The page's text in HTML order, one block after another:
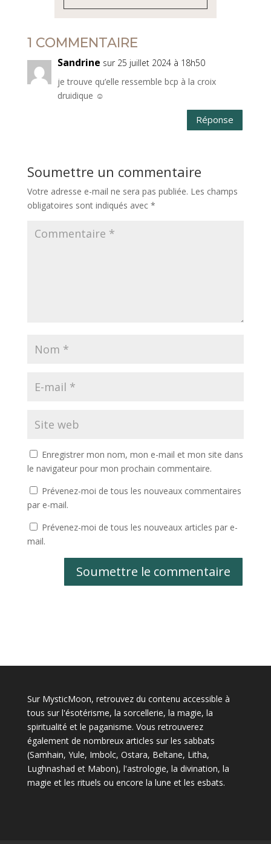
1 COMMENTAIRE
Sandrine sur 25 juillet 2024 à 18h50
je trouve qu’elle ressemble bcp à la croix
druidique ☺
Réponse
Soumettre un commentaire
Votre adresse e-mail ne sera pas publiée. Les champs
obligatoires sont indiqués avec *
Enregistrer mon nom, mon e-mail et mon site dans
le navigateur pour mon prochain commentaire.
Prévenez-moi de tous les nouveaux commentaires
par e-mail.
Prévenez-moi de tous les nouveaux articles par e-
mail.
Soumettre le commentaire
Sur MysticMoon, retrouvez du contenu accessible à
tous sur l'ésotérisme, la sorcellerie, la magie, la
spiritualité et le paganisme. Vous retrouverez
également de nombreux articles sur les sabbats
(Samhain, Yule, Imbolc, Ostara, Beltane, Litha,
Lughnashad et Mabon), l'astrologie, la divination, la
magie et les rituels ou encore la lune et les esbats.